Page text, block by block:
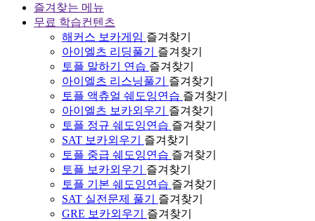
즐겨찾는 메뉴
무료 학습컨텐츠
해커스 보카게임 즐겨찾기
아이엘츠 리딩풀기
즐겨찾기
토플 말하기 연습 즐겨찾기
아이엘츠 리스닝풀기
즐겨찾기
토플 액츄얼 쉐도잉연습 즐겨찾기
아이엘츠 보카외우기
즐겨찾기
토플 정규 쉐도잉연습 즐겨찾기
SAT 보카외우기
즐겨찾기
토플 중급 쉐도잉연습 즐겨찾기
토플 보카외우기
즐겨찾기
토플 기본 쉐도잉연습 즐겨찾기
SAT 실전문제 풀기
즐겨찾기
GRE 보카외우기
즐겨찾기